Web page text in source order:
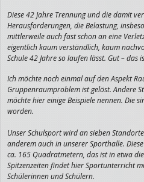
Diese 42 Jahre Trennung und die damit
Herausforderungen, die Belastung,
mittlerweile auch fast schon an eine
eigentlich kaum verständlich, kaum
Schule 42 Jahre so laufen lässt. Gut – das
Ich möchte noch einmal auf den Aspekt
Gruppenraumproblem ist gelöst. Andere
möchte hier einige Beispiele nennen. Die
worden.
Unser Schulsport wird an sieben
anderem auch in unserer Sporthalle.
ca. 165 Quadratmetern, das ist in etwa
Spitzenzeiten findet hier Sportunterricht
Schülerinnen und Schülern.